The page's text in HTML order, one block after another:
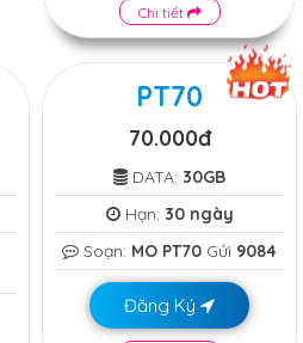
Chi tiết
PT70
70.000đ
DATA: 30GB
Hạn: 30 ngày
Soạn: MO PT70 Gửi 9084
Đăng Ký